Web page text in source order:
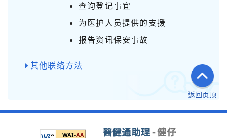
查询登记事宜
为医护人员提供的支援
报告资讯保安事故
其他联络方法
返回页顶